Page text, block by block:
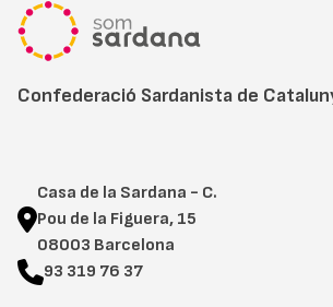
Confederació Sardanista de
Casa de la Sardana - C.
Pou de la Figuera, 15
08003 Barcelona
93 319 76 37